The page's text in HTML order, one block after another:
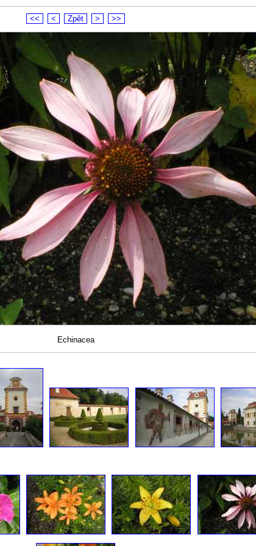
<< < Zpět > >>
Echinacea